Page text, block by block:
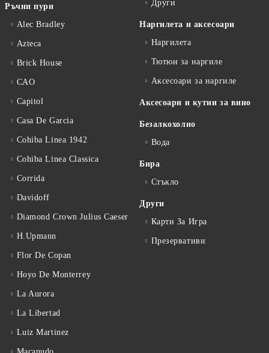
Ръчни пури
Alec Bradley
Azteca
Brick House
CAO
Capitol
Casa De Garcia
Cohiba Linea 1942
Cohiba Linea Classica
Corrida
Davidoff
Diamond Crown Julius Caeser
H.Upmann
Flor De Copan
Hoyo De Monterrey
La Aurora
La Libertad
Luiz Martinez
Други
Наргилета и аксесоари
Наргилета
Тютюн за наргиле
Аксесоари за наргиле
Аксесоари и кутии за вино
Безалкохолно
Вода
Бира
Стъкло
Други
Карти За Игра
Презервативи